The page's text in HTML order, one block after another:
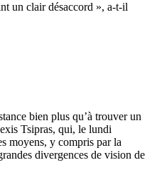
un clair désaccord », a-t-il
bien plus qu’à trouver un
Tsipras, qui, le lundi
moyens, y compris par la
divergences de vision de